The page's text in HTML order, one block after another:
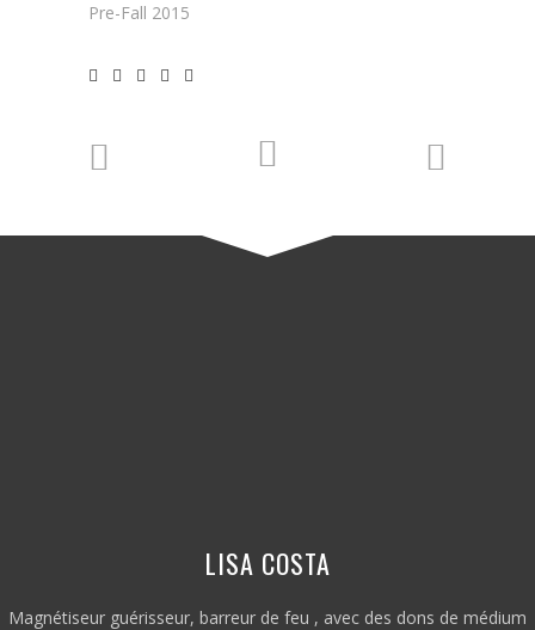
Pre-Fall 2015
LISA COSTA
Magnétiseur guérisseur, barreur de feu , avec des dons de médium